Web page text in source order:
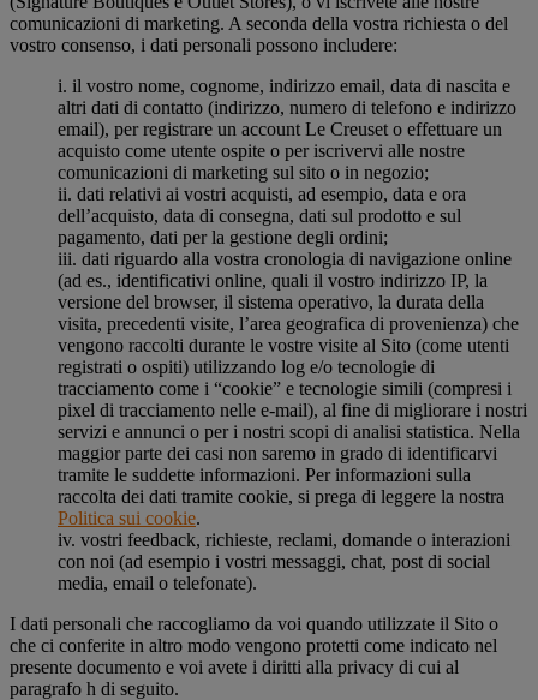
comunicazioni di marketing. A seconda della vostra richiesta o del
vostro consenso, i dati personali possono includere:
i. il vostro nome, cognome, indirizzo email, data di nascita e
altri dati di contatto (indirizzo, numero di telefono e indirizzo
email), per registrare un account Le Creuset o effettuare un
acquisto come utente ospite o per iscrivervi alle nostre
comunicazioni di marketing sul sito o in negozio;
ii. dati relativi ai vostri acquisti, ad esempio, data e ora
dell’acquisto, data di consegna, dati sul prodotto e sul
pagamento, dati per la gestione degli ordini;
iii. dati riguardo alla vostra cronologia di navigazione online
(ad es., identificativi online, quali il vostro indirizzo IP, la
versione del browser, il sistema operativo, la durata della
visita, precedenti visite, l’area geografica di provenienza) che
vengono raccolti durante le vostre visite al Sito (come utenti
registrati o ospiti) utilizzando log e/o tecnologie di
tracciamento come i “cookie” e tecnologie simili (compresi i
pixel di tracciamento nelle e-mail), al fine di migliorare i nostri
servizi e annunci o per i nostri scopi di analisi statistica. Nella
maggior parte dei casi non saremo in grado di identificarvi
tramite le suddette informazioni. Per informazioni sulla
raccolta dei dati tramite cookie, si prega di leggere la nostra
Politica sui cookie.
iv. vostri feedback, richieste, reclami, domande o interazioni
con noi (ad esempio i vostri messaggi, chat, post di social
media, email o telefonate).
I dati personali che raccogliamo da voi quando utilizzate il Sito o
che ci conferite in altro modo vengono protetti come indicato nel
presente documento e voi avete i diritti alla privacy di cui al
paragrafo h di seguito.